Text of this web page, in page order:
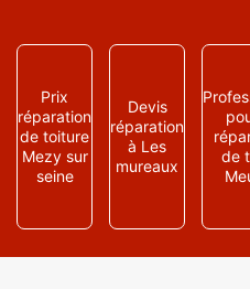
Prix
réparation
de toiture
Mezy sur
seine
Devis
réparation
à Les
mureaux
de